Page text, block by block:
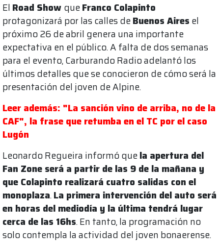
El Road Show queFranco Colapinto
protagonizará por las calles deBuenos Aires el
próximo 26 de abril genera una importante
expectativa en el público. A falta de dos semanas
para el evento, Carburando Radio adelantó los
últimos detalles que se conocieron de cómo será la
presentación del joven de Alpine.
Leer además: "La sanción vino de arriba, no de la
CAF", la frase que retumba en el TC por el caso
Lugón
Leonardo Regueira informó quela apertura del
Fan Zone será a partir de las 9 de la mañana y
que Colapinto realizará cuatro salidas con el
monoplaza.La primera intervención del auto será
en horas del mediodía y la última tendrá lugar
cerca de las 16hs. En tanto, la programación no
solo contempla la actividad del joven bonaerense.